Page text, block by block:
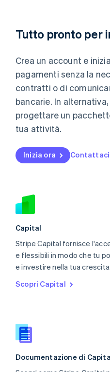
Tutto pronto per
Crea un account e
pagamenti senza la
contratti o di
bancarie. In
progettare un
tua attività.
Inizia ora Contattaci
Capital
Stripe Capital fornisce
e flessibili in modo che tu
e investire nella tua crescita.
Scopri Capital
Documentazione di
Lituania
Lussemburgo
Deutsch English
Malaysia
English 简体中文
Malta
Messico
EspañolEnglish
English
Nuova Zelanda
Polonia
Portogallo
Português
English简体中文
Regno Unito
English
English
English
Slovacchia
Slovenia